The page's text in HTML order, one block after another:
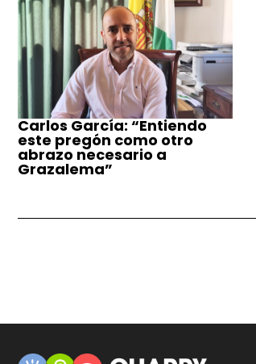
Carlos García: “Entiendo
este pregón como otro
abrazo necesario a
Grazalema”